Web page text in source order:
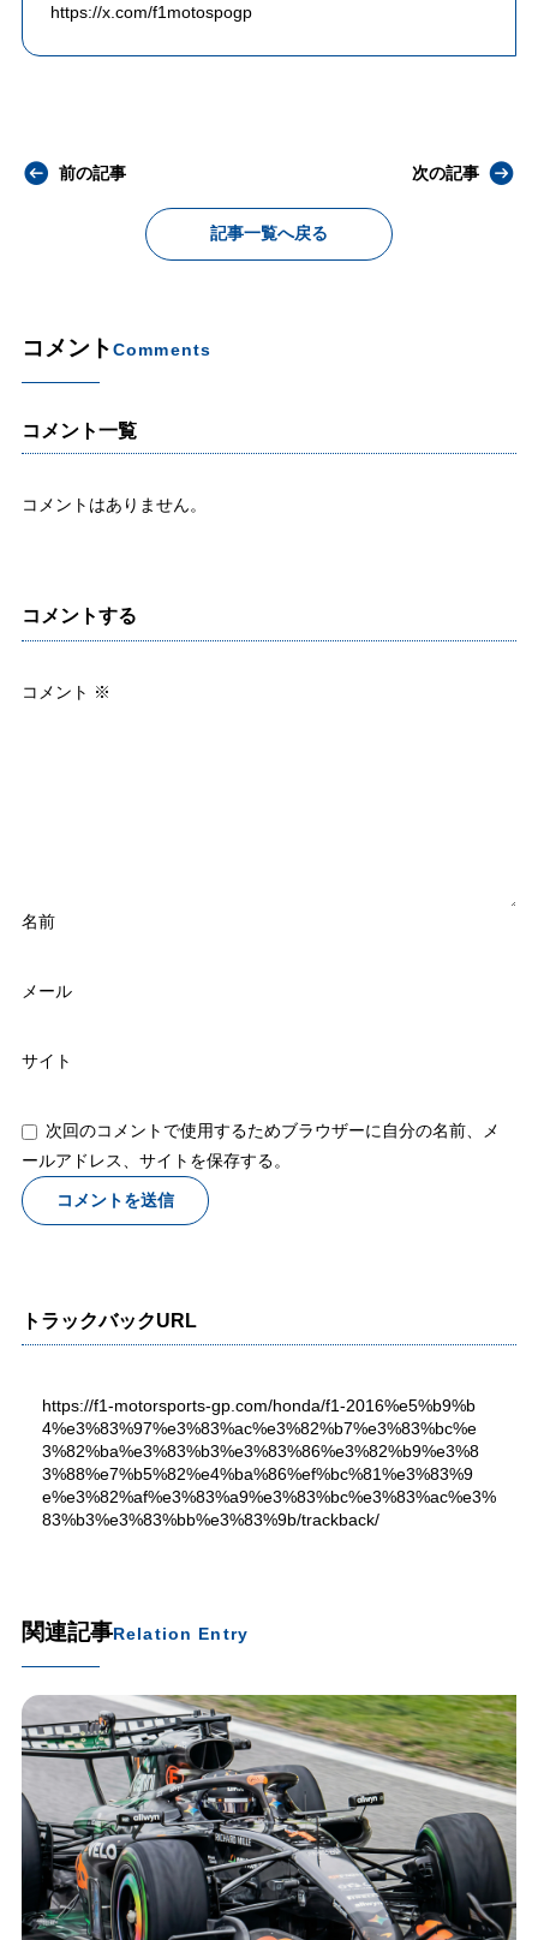
https://x.com/f1motospogp
前の記事
記事一覧へ戻る
次の記事
コメントComments
コメント一覧
コメントはありません。
コメントする
コメント ※
名前
メール
サイト
次回のコメントで使用するためブラウザーに自分の名前、メ
ールアドレス、サイトを保存する。
トラックバックURL
https://f1-motorsports-gp.com/honda/f1-2016%e5%b9%b
4%e3%83%97%e3%83%ac%e3%82%b7%e3%83%bc%e
3%82%ba%e3%83%b3%e3%83%86%e3%82%b9%e3%8
3%88%e7%b5%82%e4%ba%86%ef%bc%81%e3%83%9
e%e3%82%af%e3%83%a9%e3%83%bc%e3%83%ac%e3%
83%b3%e3%83%bb%e3%83%9b/trackback/
関連記事Relation Entry